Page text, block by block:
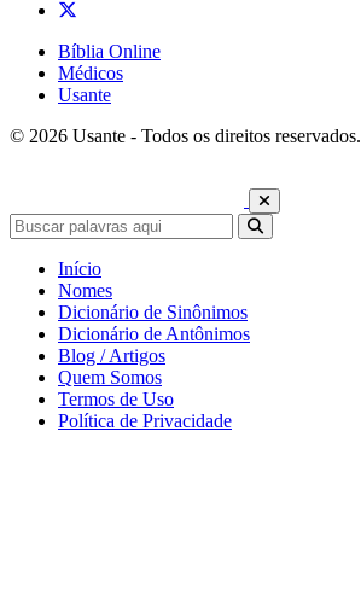
Bíblia Online
Médicos
Usante
© 2026 Usante - Todos os direitos reservados.
Início
Nomes
Dicionário de Sinônimos
Dicionário de Antônimos
Blog / Artigos
Quem Somos
Termos de Uso
Política de Privacidade